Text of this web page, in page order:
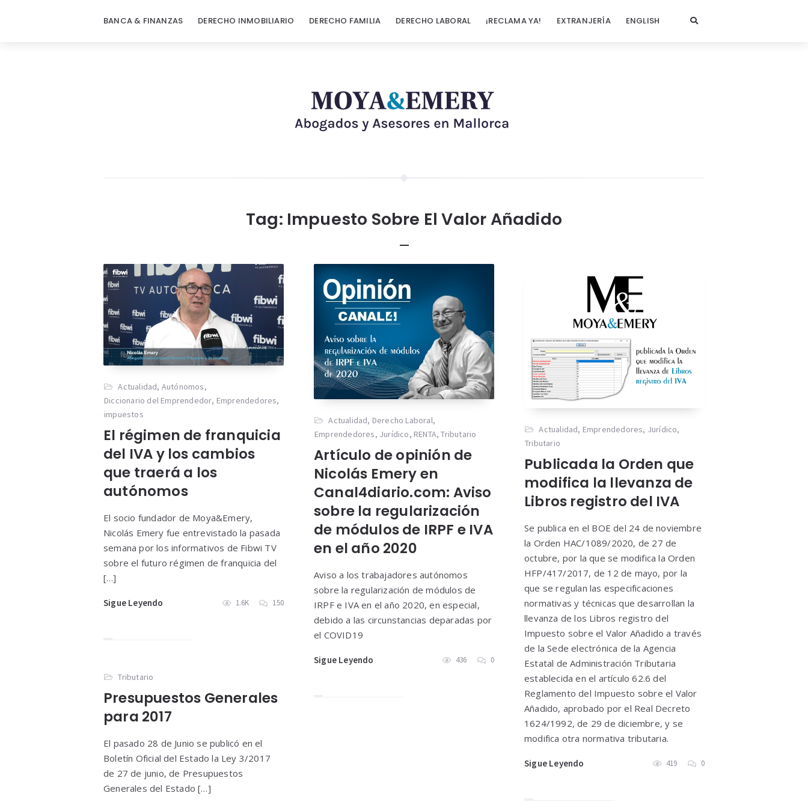
BANCA & FINANZAS DERECHO INMOBILIARIO DERECHO FAMILIA DERECHO LABORAL ¡RECLAMA YA! EXTRANJERÍA ENGLISH
Tag: Impuesto Sobre El Valor Añadido
Actualidad, Autónomos,
Diccionario del Emprendedor, Emprendedores,
impuestos
El régimen de franquicia
del IVA y los cambios
que traerá a los
autónomos
El socio fundador de Moya&Emery,
Nicolás Emery fue entrevistado la pasada
semana por los informativos de Fibwi TV
sobre el futuro régimen de franquicia del
[…]
Sigue Leyendo 1.6K 150
Actualidad, Derecho Laboral,
Emprendedores, Jurídico, RENTA,Tributario
Artículo de opinión de
Nicolás Emery en
Canal4diario.com: Aviso
sobre la regularización
de módulos de IRPF e IVA
en el año 2020
Aviso a los trabajadores autónomos
sobre la regularización de módulos de
IRPF e IVA en el año 2020, en especial,
debido a las circunstancias deparadas por
el COVID19
Sigue Leyendo 436 0
Actualidad, Emprendedores, Jurídico,
Tributario
Publicada la Orden que
modifica la llevanza de
Libros registro del IVA
Se publica en el BOE del 24 de noviembre
la Orden HAC/1089/2020, de 27 de
octubre, por la que se modifica la Orden
HFP/417/2017, de 12 de mayo, por la
que se regulan las especificaciones
normativas y técnicas que desarrollan la
llevanza de los Libros registro del
Impuesto sobre el Valor Añadido a través
de la Sede electrónica de la Agencia
Estatal de Administración Tributaria
establecida en el artículo 62.6 del
Reglamento del Impuesto sobre el Valor
Añadido, aprobado por el Real Decreto
1624/1992, de 29 de diciembre, y se
modifica otra normativa tributaria.
Sigue Leyendo 419 0
Tributario
Presupuestos Generales
para 2017
El pasado 28 de Junio se publicó en el
Boletín Oficial del Estado la Ley 3/2017
de 27 de junio, de Presupuestos
Generales del Estado […]